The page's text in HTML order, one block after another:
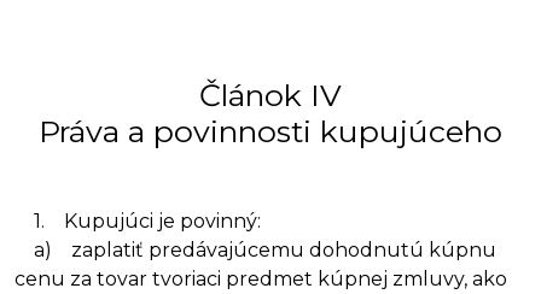
Článok IV
Práva a povinnosti kupujúceho
1. Kupujúci je povinný:
a) zaplatiť predávajúcemu dohodnutú kúpnu
cenu za tovar tvoriaci predmet kúpnej zmluvy, ako